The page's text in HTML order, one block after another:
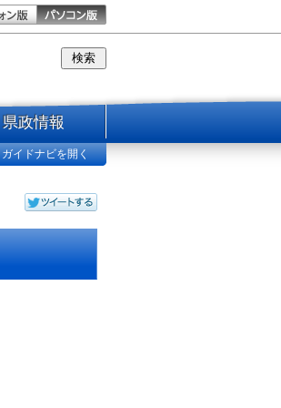
県政情報
ガイドナビを開く